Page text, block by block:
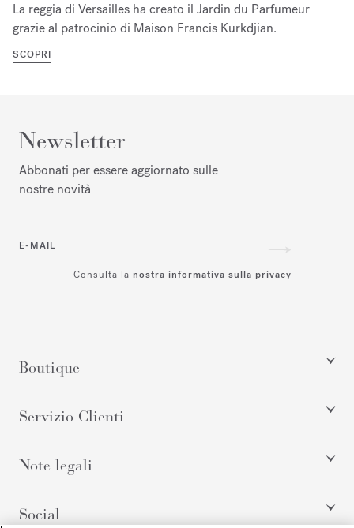
La reggia di Versailles ha creato il Jardin du Parfumeur
grazie al patrocinio di Maison Francis Kurkdjian.
SCOPRI
Newsletter
Abbonati per essere aggiornato sulle
nostre novità
E-MAIL
Consulta la nostra informativa sulla privacy
Boutique
Servizio Clienti
Note legali
Social